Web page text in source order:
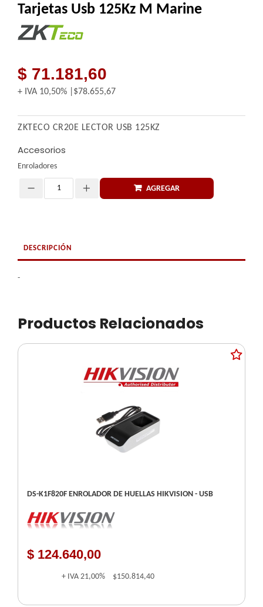
Tarjetas Usb 125Kz M Marine
$ 71.181,60
+ IVA 10,50% $78.655,67
ZKTECO CR20E LECTOR USB 125KZ
Accesorios
Enroladores
AGREGAR
DESCRIPCIÓN
-
Productos Relacionados
DS-K1F820F ENROLADOR DE HUELLAS HIKVISION - USB
$ 124.640,00
+ IVA 21,00% $150.814,40